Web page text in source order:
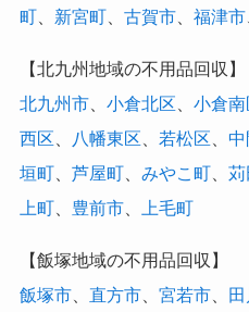
町、 新宮町、 古賀市、 福津市
【北九州地域の不用品回収】
北九州市、 小倉北区 小倉南
西区
八幡東区 若松区 中
垣町、 芦屋町、 みやこ町、 苅
上町、 豊前市、 上毛町
【飯塚地域の不用品回収】
飯塚市、 直方市、 宮若市、